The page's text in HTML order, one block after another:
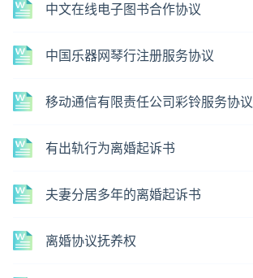
中文在线电子图书合作协议
中国乐器网琴行注册服务协议
移动通信有限责任公司彩铃服务协议
有出轨行为离婚起诉书
夫妻分居多年的离婚起诉书
离婚协议抚养权